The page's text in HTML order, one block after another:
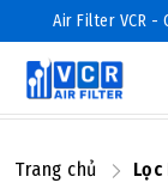
Air Filter VCR -
Trang chủ